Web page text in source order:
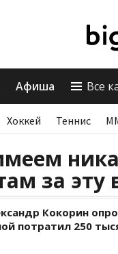
Афиша Все
Хоккей Теннис
за эту
Кокорин
потратил 250